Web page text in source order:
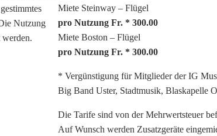
Nutzung
werden.
Miete Steinway – Flügel
pro Nutzung Fr. * 300.00
Miete Boston – Flügel
pro Nutzung Fr. * 300.00
* Vergünstigung für Mitglieder der IG
Big Band Uster, Stadtmusik, Blaskapelle
Die Tarife sind von der Mehrwertsteuer
Auf Wunsch werden Zusatzgeräte